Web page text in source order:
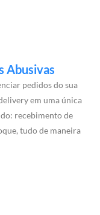
Abusivas
pedidos do sua
em uma única
recebimento de
tudo de maneira